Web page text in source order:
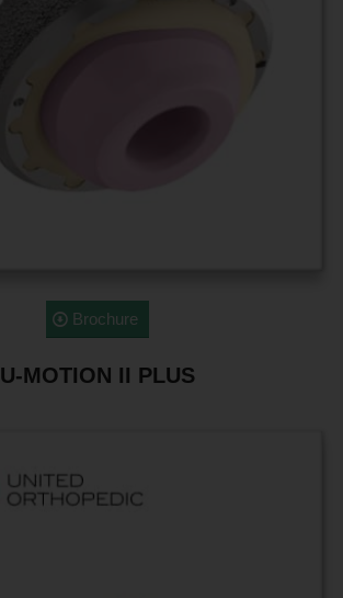
Brochure
U-MOTION II PLUS